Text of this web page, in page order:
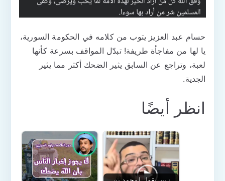
حسام عبد العزيز يتوب من كلامه في الحكومة السورية،
يا لها من مفاجأة طريفة! تبدّل المواقف بسرعة كأنها
لعبة، وتراجع عن السابق يثير الضحك أكثر مما يثير
الجدية.
انظر أيضًا